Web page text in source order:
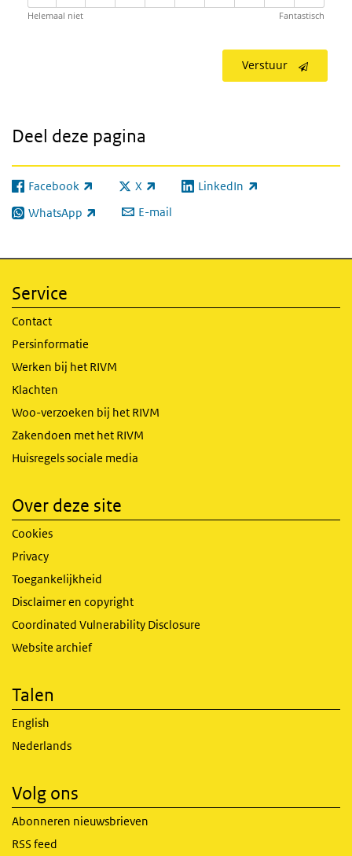
Helemaal niet Fantastisch
Verstuur
Deel deze pagina
Facebook
(externe link) X
(externe link) LinkedIn
(externe link)
WhatsApp
(externe link) E-mail
Service
Contact
Persinformatie
Werken bij het RIVM
Klachten
Woo-verzoeken bij het RIVM
Zakendoen met het RIVM
Huisregels sociale media
Over deze site
Cookies
Privacy
Toegankelijkheid
Disclaimer en copyright
Coordinated Vulnerability Disclosure
Website archief
Talen
English
Nederlands
Volg ons
Abonneren nieuwsbrieven
RSS feed